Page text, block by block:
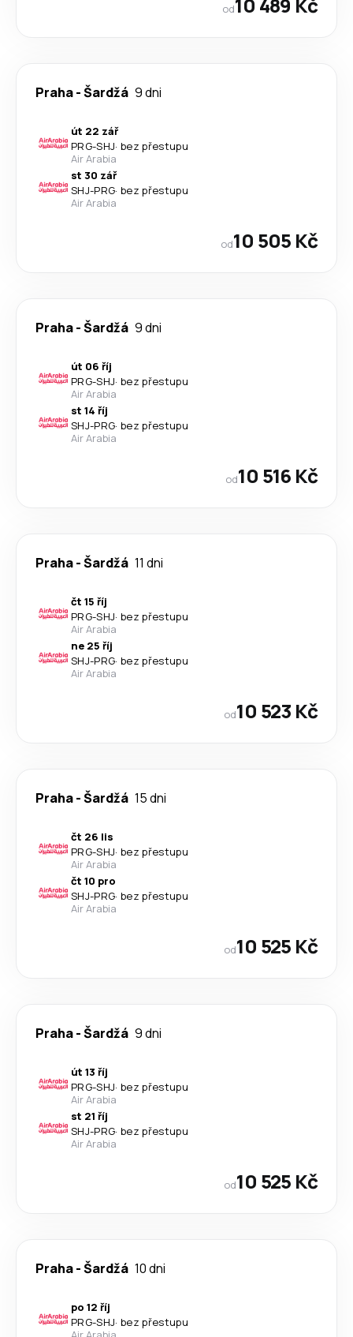
od
Praha-Šardžá 9 dni
út 22 zář
PRG-SHJ· bez přestupu
Air Arabia
st 30 zář
SHJ-PRG· bez přestupu
Air Arabia
od10 505 Kč
Praha-Šardžá 9 dni
út 06 říj
PRG-SHJ· bez přestupu
Air Arabia
st 14 říj
SHJ-PRG· bez přestupu
Air Arabia
od10 516 Kč
Praha-Šardžá 11 dni
čt 15 říj
PRG-SHJ· bez přestupu
Air Arabia
ne 25 říj
SHJ-PRG· bez přestupu
Air Arabia
od10 523 Kč
Praha-Šardžá 15 dni
čt 26 lis
PRG-SHJ· bez přestupu
Air Arabia
čt 10 pro
SHJ-PRG· bez přestupu
Air Arabia
od10 525 Kč
Praha-Šardžá 9 dni
út 13 říj
PRG-SHJ· bez přestupu
Air Arabia
st 21 říj
SHJ-PRG· bez přestupu
Air Arabia
od10 525 Kč
Praha-Šardžá 10 dni
po 12 říj
PRG-SHJ· bez přestupu